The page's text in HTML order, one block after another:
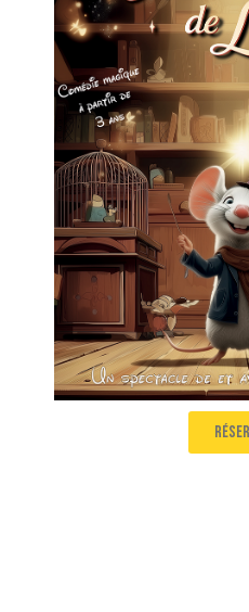
Le Grenier
Comédie